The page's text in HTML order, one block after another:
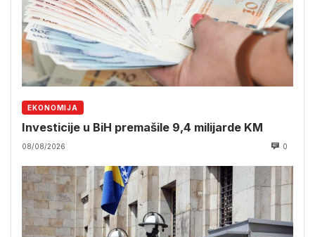
EKONOMIJA
Investicije u BiH premašile 9,4 milijarde KM
08/08/2026 0